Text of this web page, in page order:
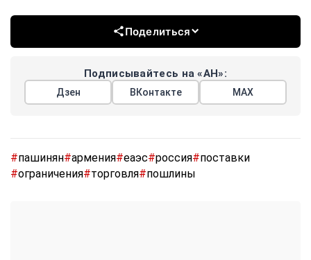
Поделиться
Подписывайтесь на «АН»:
Дзен ВКонтакте МАХ
#пашинян#армения#еаэс#россия#поставки
#ограничения#торговля#пошлины